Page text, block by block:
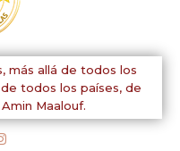
más allá de todos los
todos los países, de
Amin Maalouf.